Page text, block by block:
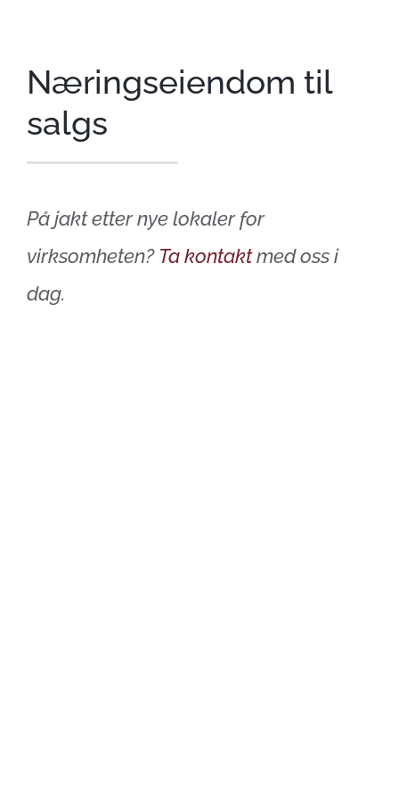
Næringseiendom til
salgs
På jakt etter nye lokaler for
virksomheten? Ta kontaktmed oss i
dag.